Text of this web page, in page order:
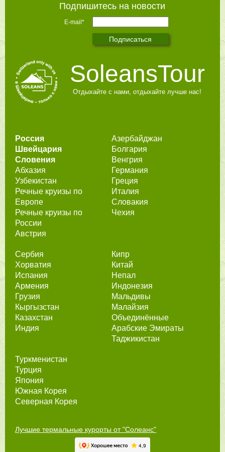
Подпишитесь на новости
E-mail*
SoleansTour
Отдыхайте с нами, отдыхайте лучше нас!
Россия
Швейцария
Словения
Абхазия
Узбекистан
Речные круизы по
Европе
Речные круизы по
России
Австрия
Азербайджан
Болгария
Венгрия
Германия
Греция
Италия
Словакия
Чехия
Сербия
Хорватия
Испания
Армения
Грузия
Кыргызстан
Казахстан
Индия
Кипр
Китай
Непал
Индонезия
Мальдивы
Малайзия
Объединённые
Арабские Эмираты
Таджикистан
Туркменистан
Турция
Япония
Южная Корея
Северная Корея
Лучшие термальные курорты от "Солеанс"